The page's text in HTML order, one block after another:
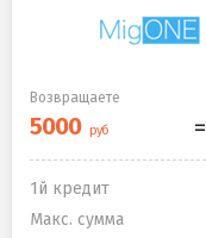
Возвращаете
1й кредит
Макс. сумма